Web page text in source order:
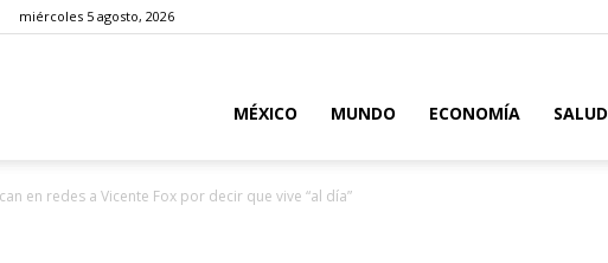
miércoles 5 agosto, 2026
MÉXICO MUNDO ECONOMÍA SALUD
en redes a Vicente Fox por decir que vive “al día”